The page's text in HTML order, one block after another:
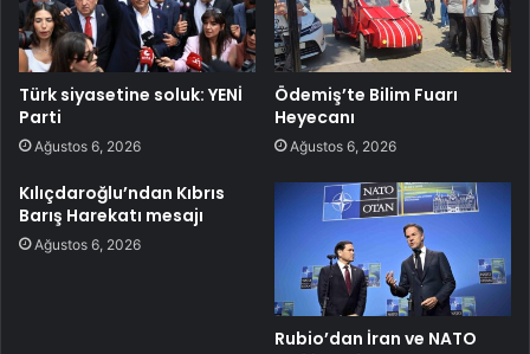
Türk siyasetine soluk: YENİ
Parti
Ağustos 6, 2026
Ödemiş’te Bilim Fuarı
Heyecanı
Ağustos 6, 2026
Kılıçdaroğlu’ndan Kıbrıs
Barış Harekatı mesajı
Ağustos 6, 2026
Rubio’dan İran ve NATO